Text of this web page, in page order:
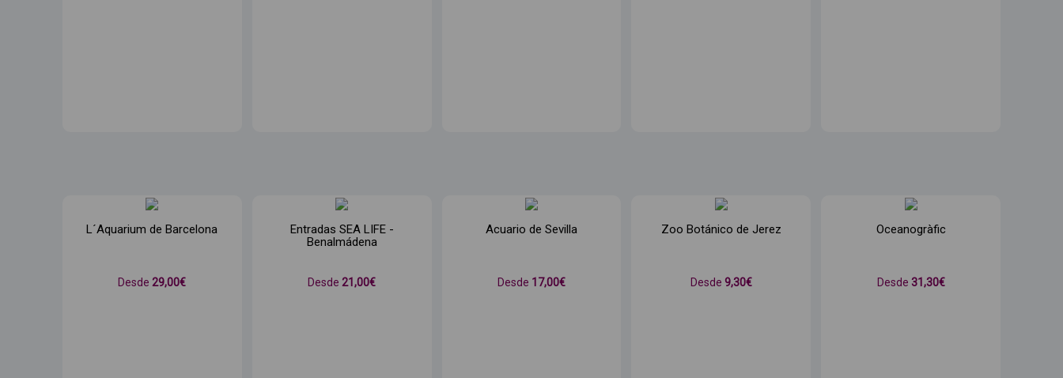
L´Aquarium de Barcelona
Desde 29,00€
Entradas SEA LIFE -
Benalmádena
Desde 21,00€
Acuario de Sevilla
Desde 17,00€
Zoo Botánico de Jerez
Desde 9,30€
Oceanogràfic
Desde 31 ,30€